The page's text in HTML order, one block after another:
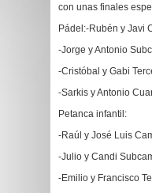
con unas finales
Pádel:-Rubén y Javi
-Jorge y Antonio
-Cristóbal y Gabi
-Sarkis y Antonio
Petanca infantil:
-Raúl y José Luis
-Julio y Candi
-Emilio y Francisco